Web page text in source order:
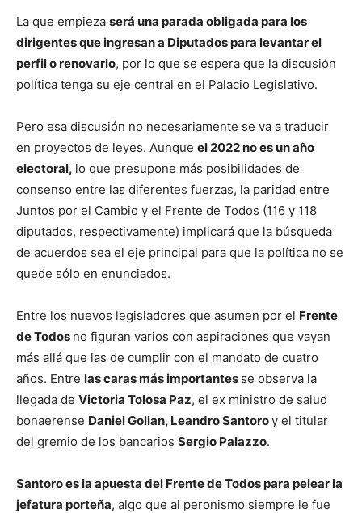
La que empieza será una parada obligada para los
dirigentes que ingresan a Diputados para levantar el
perfil o renovarlo, por lo que se espera que la discusión
política tenga su eje central en el Palacio Legislativo.
Pero esa discusión no necesariamente se va a traducir
en proyectos de leyes. Aunque el 2022 no es un año
electoral, lo que presupone más posibilidades de
consenso entre las diferentes fuerzas, la paridad entre
Juntos por el Cambio y el Frente de Todos (116 y 118
diputados, respectivamente) implicará que la búsqueda
de acuerdos sea el eje principal para que la política no se
quede sólo en enunciados.
Entre los nuevos legisladores que asumen por el Frente
de Todos no figuran varios con aspiraciones que vayan
más allá que las de cumplir con el mandato de cuatro
años. Entre las caras más importantes se observa la
llegada de Victoria Tolosa Paz, el ex ministro de salud
bonaerense Daniel Gollan, Leandro Santoroy el titular
del gremio de los bancarios Sergio Palazzo.
Santoro es la apuesta del Frente de Todos para pelear la
jefatura porteña, algo que al peronismo siempre le fue